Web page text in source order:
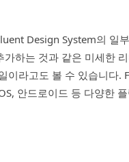
Design System의 일
가하는 것과 같은 미세한
이라고도 볼 수 있습니다.
안드로이드 등 다양한